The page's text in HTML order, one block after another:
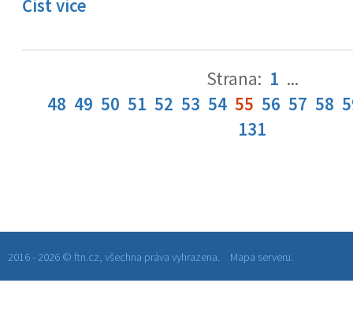
Číst více
Strana: 1 ...
48 49 50 51 52 53 54 55 56 57 58
131
2016 - 2026 © ftn.cz, všechna práva vyhrazena. Mapa serveru.